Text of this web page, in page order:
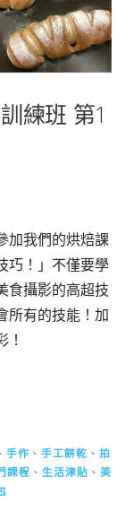
練班 第1
加我們的烘焙課
巧！」不僅要學
食攝影的高超技
所有的技能！加
手作 、 手工餅乾 、 拍
課程 、 生活津貼 、 美